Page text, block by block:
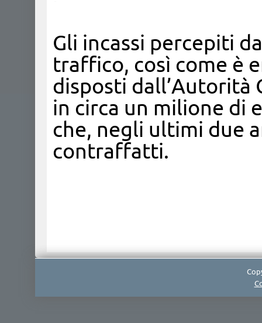
Gli incassi percepiti
traffico, così come è
disposti dall’Autorità
in circa un milione di
che, negli ultimi due
contraffatti.